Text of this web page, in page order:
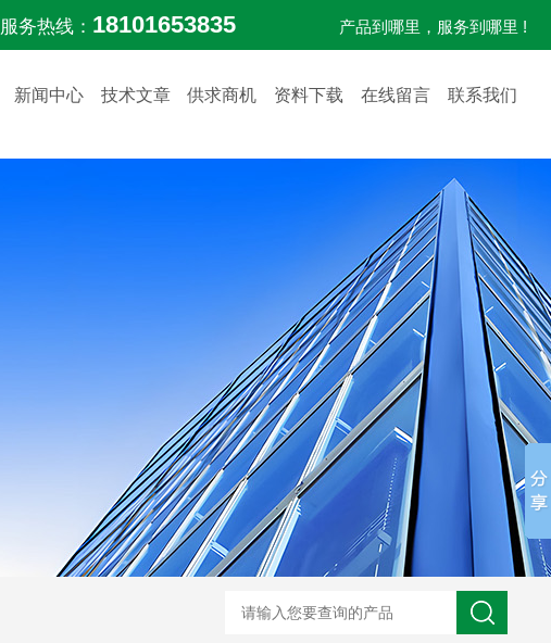
服务热线： 18101653835 产品到哪里，服务到哪里 !
新闻中心 技术文章 供求商机 资料下载 在线留言 联系我们